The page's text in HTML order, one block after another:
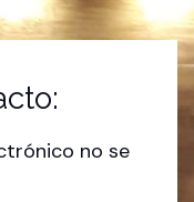
no se